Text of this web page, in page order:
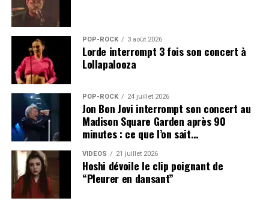
traditionnelles, l'album « Sabou » en 2004.
SUJETS ASSOCIÉS: MORY KANTE
POP-ROCK 3 août 2026
Lorde interrompt 3 fois son concert à
Lollapalooza
POP-ROCK 24 juillet 2026
Jon Bon Jovi interrompt son concert au
Madison Square Garden après 90
minutes : ce que l’on sait…
VIDEOS 21 juillet 2026
Hoshi dévoile le clip poignant de
“Pleurer en dansant”